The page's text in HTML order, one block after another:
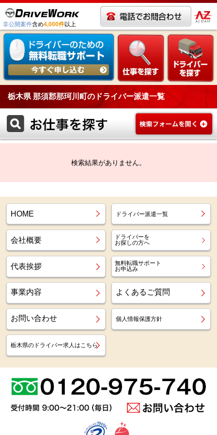
非公開案件含め4,000件以上
栃木県 那須郡那珂川町のドライバー派遣一覧
検索結果がありません。
HOME ドライバー派遣一覧
会社概要
ドライバーを
お探しの方へ
代表挨拶
無料転職サポート
お申込み
事業内容 よくあるご質問
お問い合わせ 個人情報保護方針
栃木県のドライバー求人はこちら